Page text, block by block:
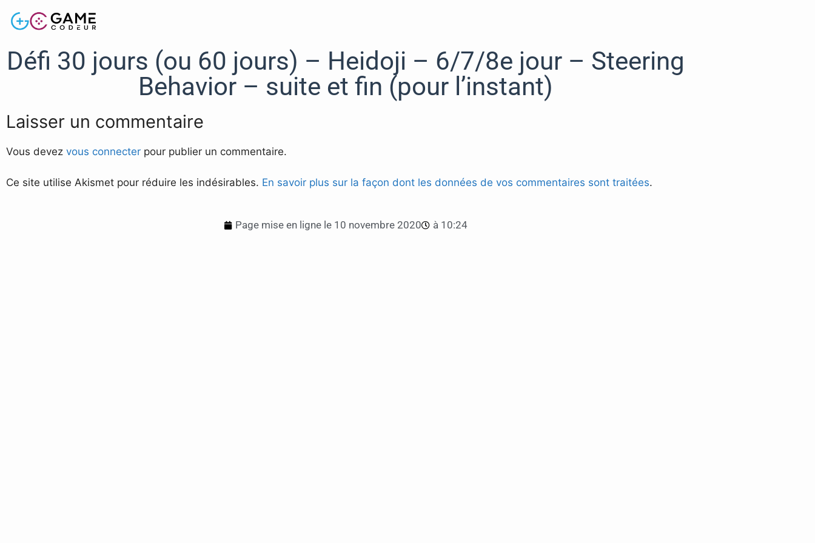
Défi 30 jours (ou 60 jours) – Heidoji – 6/7/8e jour – Steering
Behavior – suite et fin (pour l’instant)
Laisser un commentaire
Vous devez vous connecter pour publier un commentaire.
Ce site utilise Akismet pour réduire les indésirables. En savoir plus sur la façon dont les données de vos commentaires sont traitées.
Page mise en ligne le 10 novembre 2020 à 10:24